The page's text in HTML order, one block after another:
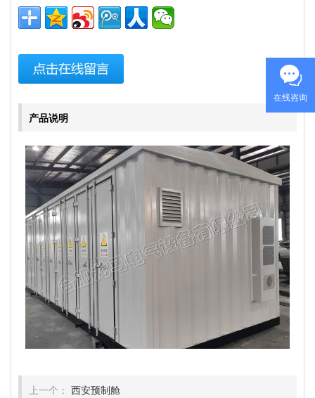
产品说明
上一个：西安预制舱
在线咨询